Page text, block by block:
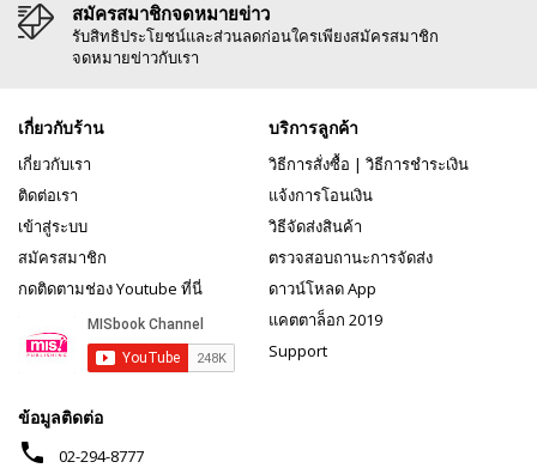
สมัครสมาชิกจดหมายข่าว
รับสิทธิประโยชน์และส่วนลดก่อนใครเพียงสมัครสมาชิก
จดหมายข่าวกับเรา
เกี่ยวกับร้าน
เกี่ยวกับเรา
ติดต่อเรา
เข้าสู่ระบบ
สมัครสมาชิก
กดติดตามช่อง Youtube ที่นี่
บริการลูกค้า
วิธีการสั่งซื้อ | วิธีการชำระเงิน
แจ้งการโอนเงิน
วิธีจัดส่งสินค้า
ตรวจสอบถานะการจัดส่ง
ดาวน์โหลด App
แคตตาล็อก 2019
Support
ข้อมูลติดต่อ
phone 02-294-8777